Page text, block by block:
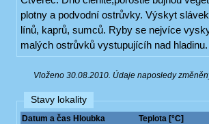
plotny a podvodní ostrůvky. Výskyt
línů, kaprů, sumců. Ryby se nejvíce
malých ostrůvků vystupujícíh nad hladinu.
Vloženo 30.08.2010. Údaje naposledy
Stavy lokality
Datum a čas Hloubka Teplota [°C]